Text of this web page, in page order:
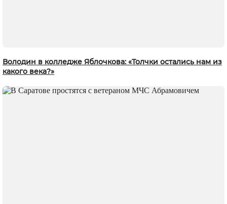
Володин в колледже Яблочкова: «Толчки остались нам из
какого века?»